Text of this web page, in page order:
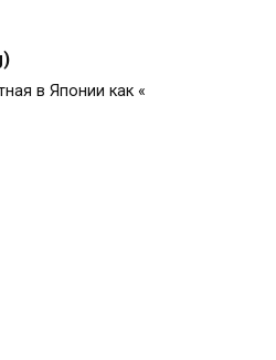
в Японии как «